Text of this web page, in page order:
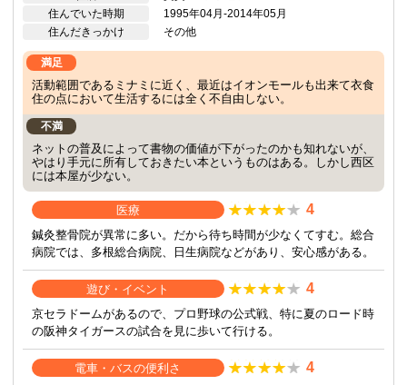
住んでいた時期
1995年04月-2014年05月
住んだきっかけ
その他
満足
活動範囲であるミナミに近く、最近はイオンモールも出来て衣食
住の点において生活するには全く不自由しない。
不満
ネットの普及によって書物の価値が下がったのかも知れないが、
やはり手元に所有しておきたい本というものはある。しかし西区
には本屋が少ない。
医療 4
鍼灸整骨院が異常に多い。だから待ち時間が少なくてすむ。総合
病院では、多根総合病院、日生病院などがあり、安心感がある。
遊び・イベント 4
京セラドームがあるので、プロ野球の公式戦、特に夏のロード時
の阪神タイガースの試合を見に歩いて行ける。
電車・バスの便利さ 4